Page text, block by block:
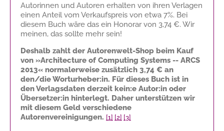
Autorinnen und Autoren erhalten von ihren Verlagen
einen Anteil vom Verkaufspreis von etwa 7%. Bei
diesem Buch wäre das ein Honorar von 3,74 €. Wir
meinen, das sollte mehr sein!
Deshalb zahlt der Autorenwelt-Shop beim Kauf
von »Architecture of Computing Systems -- ARCS
2013« normalerweise zusätzlich 3,74 € an
den/die Worturheber:in. Für dieses Buch ist in
den Verlagsdaten derzeit kein:e Autor:in oder
Übersetzer:in hinterlegt. Daher unterstützen wir
mit diesem Geld verschiedene
Autorenvereinigungen. [1] [2] [3]